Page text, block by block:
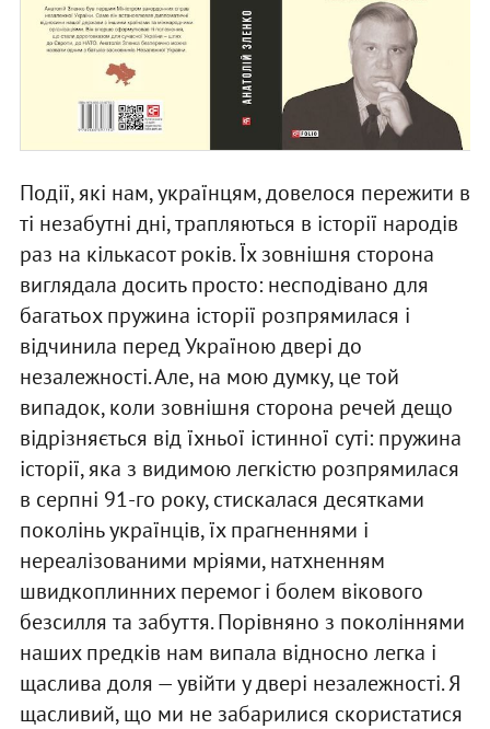
Події, які нам, українцям, довелося пережити в
ті незабутні дні, трапляються в історії народів
раз на кількасот років. Їх зовнішня сторона
виглядала досить просто: несподівано для
багатьох пружина історії розпрямилася і
відчинила перед Україною двері до
незалежності. Але, на мою думку, це той
випадок, коли зовнішня сторона речей дещо
відрізняється від їхньої істинної суті: пружина
історії, яка з видимою легкістю розпрямилася
в серпні 91-го року, стискалася десятками
поколінь українців, їх прагненнями і
нереалізованими мріями, натхненням
швидкоплинних перемог і болем вікового
безсилля та забуття. Порівняно з поколіннями
наших предків нам випала відносно легка і
щаслива доля — увійти у двері незалежності. Я
щасливий, що ми не забарилися скористатися